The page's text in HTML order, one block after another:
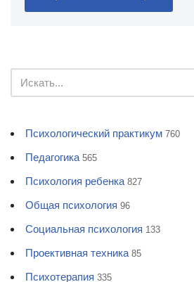
Психологический практикум 760
Педагогика 565
Психология ребенка 827
Общая психология 96
Социальная психология 133
Проективная техника 85
Психотерапия 335